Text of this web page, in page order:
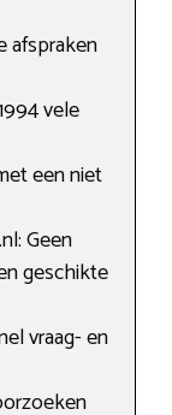
afspraken
vele
een niet
Geen
geschikte
vraag- en